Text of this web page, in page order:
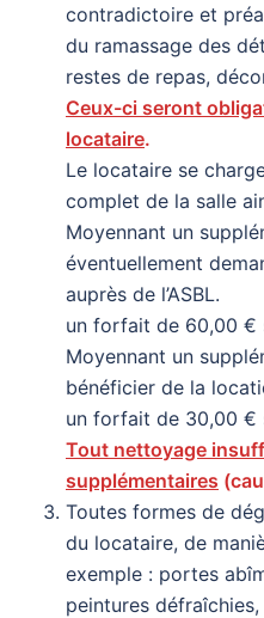
contradictoire et
du ramassage des
restes de repas,
Ceux-ci seront
locataire.
Le locataire se
complet de la salle
Moyennant un
éventuellement
auprès de l’ASBL.
un forfait de 60,00 €
Moyennant un
bénéficier de la
un forfait de 30,00 €
Tout nettoyage
supplémentaires
Toutes formes de
du locataire, de
exemple : portes
peintures